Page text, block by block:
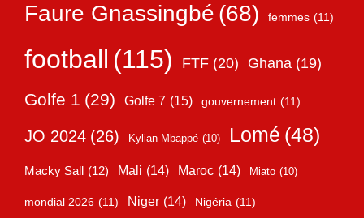
Faure Gnassingbé (68) femmes (11)
football (115) FTF (20) Ghana (19)
Golfe 1 (29) Golfe 7 (15) gouvernement (11)
JO 2024 (26) Kylian Mbappé (10) Lomé (48)
Macky Sall (12) Mali (14) Maroc (14) Miato (10)
mondial 2026 (11) Niger (14) Nigéria (11)